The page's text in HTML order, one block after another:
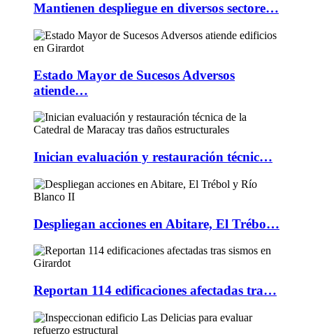
Mantienen despliegue en diversos sectore…
Estado Mayor de Sucesos Adversos
atiende…
Inician evaluación y restauración técnic…
Despliegan acciones en Abitare, El Trébo…
Reportan 114 edificaciones afectadas tra…